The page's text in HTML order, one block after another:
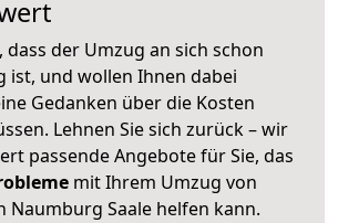
dass der Umzug an sich schon
ist, und wollen Ihnen dabei
Gedanken über die Kosten
Lehnen Sie sich zurück – wir
passende Angebote für Sie, das
mit Ihrem Umzug von
Naumburg Saale helfen kann.